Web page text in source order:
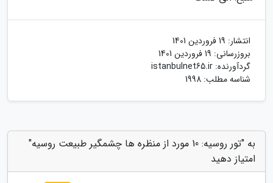
انتشار: 19 فروردین 1401
بروزرسانی: 19 فروردین 1401
گردآورنده: istanbulnet65.ir
شناسه مطلب: 1998
به "تور روسیه: 10 مورد از منظره ها چشمگیر طبیعت روسیه"
امتیاز دهید